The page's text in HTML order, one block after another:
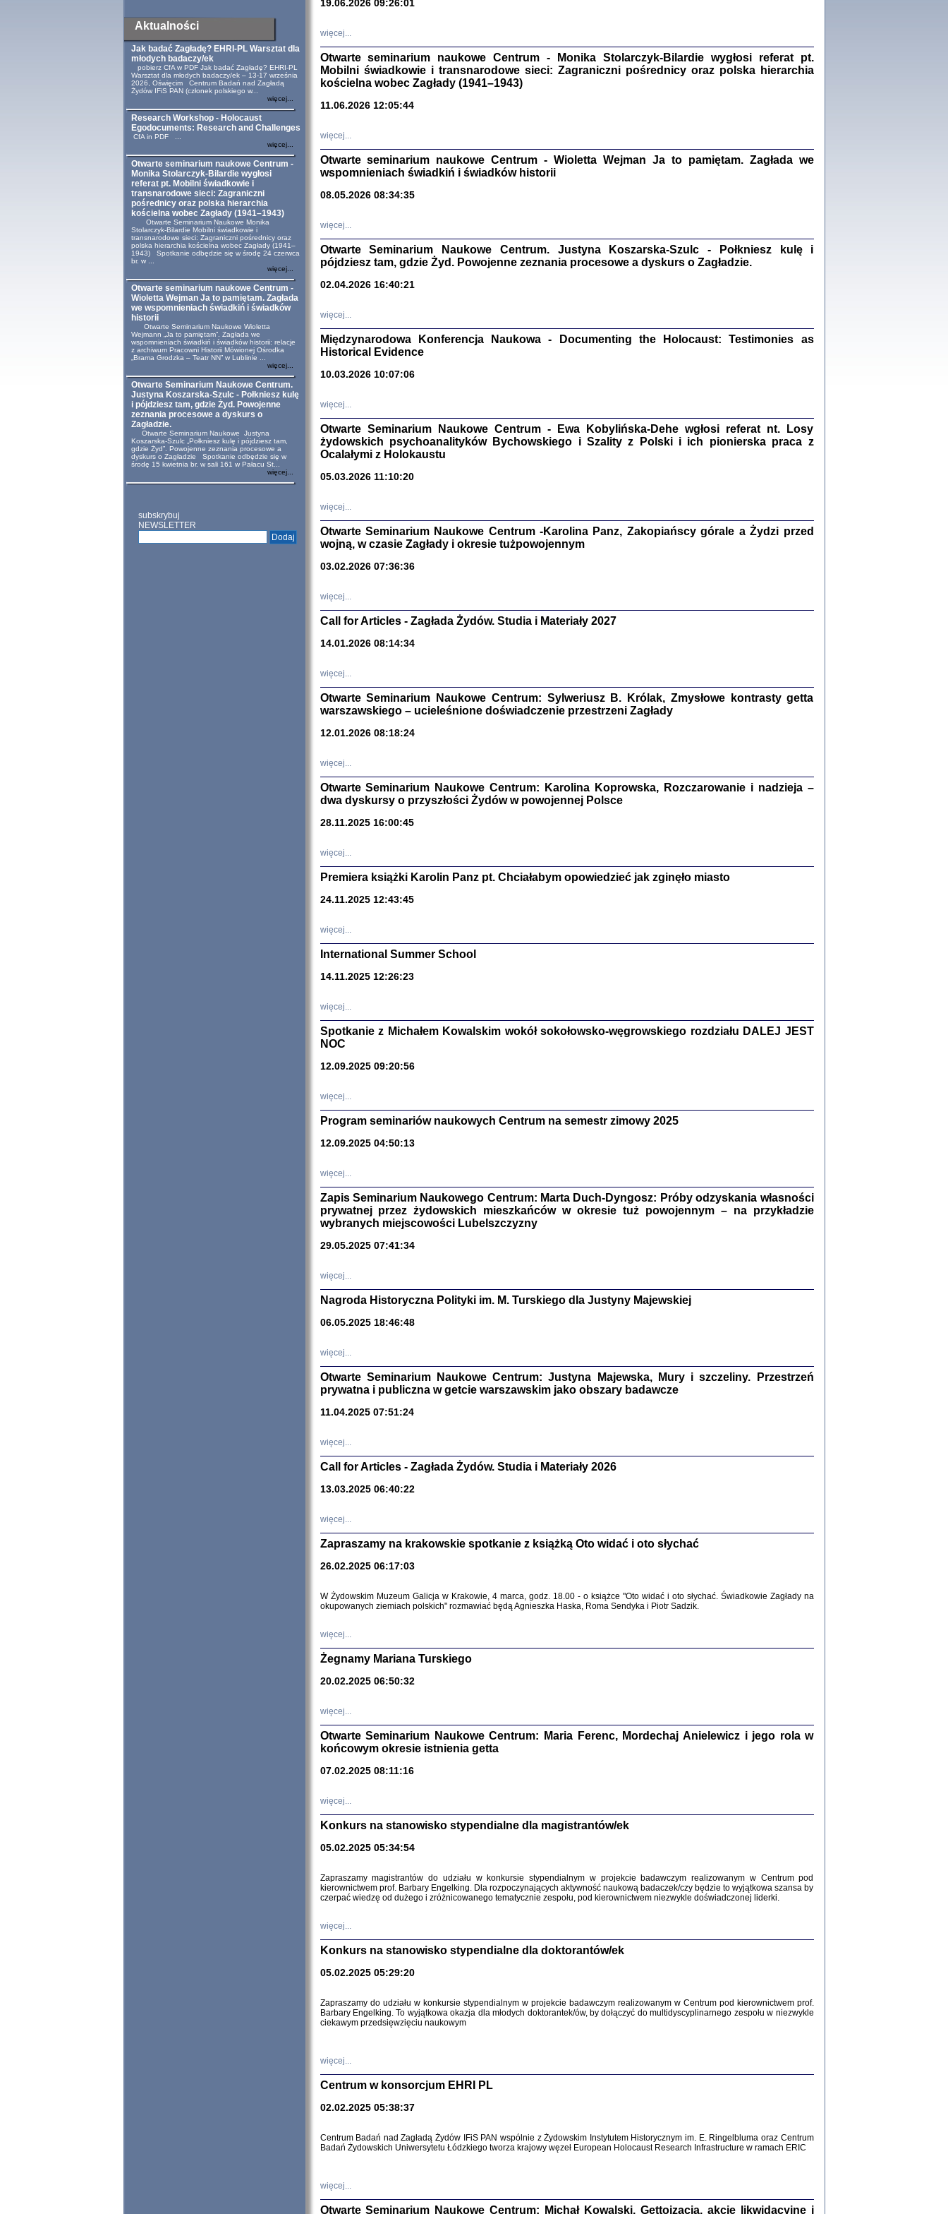
Aktualności
Jak badać Zagładę? EHRI-PL Warsztat dla
młodych badaczy/ek
pobierz CfA w PDF Jak badać Zagładę? EHRI-PL
Warsztat dla młodych badaczy/ek – 13-17 września
2026, Oświęcim Centrum Badań nad Zagładą
Żydów IFiS PAN (członek polskiego w...
więcej...
Research Workshop - Holocaust
Egodocuments: Research and Challenges
CfA in PDF ...
więcej...
Otwarte seminarium naukowe Centrum -
Monika Stolarczyk-Bilardie wygłosi
referat pt. Mobilni świadkowie i
transnarodowe sieci: Zagraniczni
pośrednicy oraz polska hierarchia
kościelna wobec Zagłady (1941–1943)
Otwarte Seminarium Naukowe Monika
Stolarczyk-Bilardie Mobilni świadkowie i
transnarodowe sieci: Zagraniczni pośrednicy oraz
polska hierarchia kościelna wobec Zagłady (1941–
1943) Spotkanie odbędzie się w środę 24 czerwca
br. w ...
więcej...
Otwarte seminarium naukowe Centrum -
Wioletta Wejman Ja to pamiętam. Zagłada
we wspomnieniach świadkiń i świadków
historii
Otwarte Seminarium Naukowe Wioletta
Wejmann „Ja to pamiętam”. Zagłada we
wspomnieniach świadkiń i świadków historii: relacje
z archiwum Pracowni Historii Mówionej Ośrodka
„Brama Grodzka – Teatr NN” w Lublinie ...
więcej...
Otwarte Seminarium Naukowe Centrum.
Justyna Koszarska-Szulc - Połkniesz kulę
i pójdziesz tam, gdzie Żyd. Powojenne
zeznania procesowe a dyskurs o
Zagładzie.
Otwarte Seminarium Naukowe Justyna
Koszarska-Szulc „Połkniesz kulę i pójdziesz tam,
gdzie Żyd”. Powojenne zeznania procesowe a
dyskurs o Zagładzie Spotkanie odbędzie się w
środę 15 kwietnia br. w sali 161 w Pałacu St...
więcej...
subskrybuj
NEWSLETTER
oprac. Aleksandra Bańkowska
Warszawa 2022
oprac. Aleksandra Bańkowska, wstęp Jacek Leociak
Warszawa 2021
Studia i Materiały
nr 17, R. 2021
NIE WIEMY CO PRZYNIESIE NAM KOLEJNA GODZINA ...
Dziennik pisany w ukryciu w latach 1943-1944
Zagłada Żydów.
Sewek Okonowski, oprac. Marta Janczewska
PISZĄCY TE SŁOWA JEST PRACOWNIKIEM
GETTOWEJ INSTYTUCJI ...
'z Dziennika' i inne pisma z łódzkiego getta
Józef Zelkowicz, tłum. z jidysz, oprac. i wstęp. Monika Polit
CZYTAJĄC GAZETĘ NIEMIECKĄ ...
Warszawa 2019
red. i wstęp Barbara Engelking, Jan Grabowski
Stanisław Adler, oprac. i wstępem opatrzyłaMarta Janczewska
Warszawa 2018
Warszawa 2017
Pisma Kopla i Mirki Piżyców o życiu w getcie i okupowanej
Warszawie
Warszawa 2016
SZCZĘŚCIE JEST POSIADAĆ DOM POD ZIEMIĄ ...
19.06.2026 09:26:01
więcej...
Otwarte seminarium naukowe Centrum - Monika Stolarczyk-Bilardie wygłosi referat pt.
Mobilni świadkowie i transnarodowe sieci: Zagraniczni pośrednicy oraz polska hierarchia
kościelna wobec Zagłady (1941–1943)
11.06.2026 12:05:44
więcej...
Otwarte seminarium naukowe Centrum - Wioletta Wejman Ja to pamiętam. Zagłada we
wspomnieniach świadkiń i świadków historii
08.05.2026 08:34:35
więcej...
Otwarte Seminarium Naukowe Centrum. Justyna Koszarska-Szulc - Połkniesz kulę i
pójdziesz tam, gdzie Żyd. Powojenne zeznania procesowe a dyskurs o Zagładzie.
02.04.2026 16:40:21
więcej...
Międzynarodowa Konferencja Naukowa - Documenting the Holocaust: Testimonies as
Historical Evidence
10.03.2026 10:07:06
więcej...
Otwarte Seminarium Naukowe Centrum - Ewa Kobylińska-Dehe wgłosi referat nt. Losy
żydowskich psychoanalityków Bychowskiego i Szality z Polski i ich pionierska praca z
Ocalałymi z Holokaustu
05.03.2026 11:10:20
więcej...
Otwarte Seminarium Naukowe Centrum -Karolina Panz, Zakopiańscy górale a Żydzi przed
wojną, w czasie Zagłady i okresie tużpowojennym
03.02.2026 07:36:36
więcej...
Call for Articles - Zagłada Żydów. Studia i Materiały 2027
14.01.2026 08:14:34
więcej...
Otwarte Seminarium Naukowe Centrum: Sylweriusz B. Królak, Zmysłowe kontrasty getta
warszawskiego – ucieleśnione doświadczenie przestrzeni Zagłady
12.01.2026 08:18:24
więcej...
Otwarte Seminarium Naukowe Centrum: Karolina Koprowska, Rozczarowanie i nadzieja –
dwa dyskursy o przyszłości Żydów w powojennej Polsce
28.11.2025 16:00:45
więcej...
Premiera książki Karolin Panz pt. Chciałabym opowiedzieć jak zginęło miasto
24.11.2025 12:43:45
więcej...
International Summer School
14.11.2025 12:26:23
więcej...
Spotkanie z Michałem Kowalskim wokół sokołowsko-węgrowskiego rozdziału DALEJ JEST
NOC
12.09.2025 09:20:56
więcej...
Program seminariów naukowych Centrum na semestr zimowy 2025
12.09.2025 04:50:13
więcej...
Zapis Seminarium Naukowego Centrum: Marta Duch-Dyngosz: Próby odzyskania własności
prywatnej przez żydowskich mieszkańców w okresie tuż powojennym – na przykładzie
wybranych miejscowości Lubelszczyzny
29.05.2025 07:41:34
więcej...
Nagroda Historyczna Polityki im. M. Turskiego dla Justyny Majewskiej
06.05.2025 18:46:48
więcej...
Otwarte Seminarium Naukowe Centrum: Justyna Majewska, Mury i szczeliny. Przestrzeń
prywatna i publiczna w getcie warszawskim jako obszary badawcze
11.04.2025 07:51:24
więcej...
Call for Articles - Zagłada Żydów. Studia i Materiały 2026
13.03.2025 06:40:22
więcej...
Zapraszamy na krakowskie spotkanie z książką Oto widać i oto słychać
26.02.2025 06:17:03
W Żydowskim Muzeum Galicja w Krakowie, 4 marca, godz. 18.00 - o książce "Oto widać i oto słychać. Świadkowie Zagłady na
okupowanych ziemiach polskich" rozmawiać będą Agnieszka Haska, Roma Sendyka i Piotr Sadzik.
więcej...
Żegnamy Mariana Turskiego
20.02.2025 06:50:32
więcej...
Otwarte Seminarium Naukowe Centrum: Maria Ferenc, Mordechaj Anielewicz i jego rola w
końcowym okresie istnienia getta
07.02.2025 08:11:16
więcej...
Konkurs na stanowisko stypendialne dla magistrantów/ek
05.02.2025 05:34:54
Zapraszamy magistrantów do udziału w konkursie stypendialnym w projekcie badawczym realizowanym w Centrum pod
kierownictwem prof. Barbary Engelking. Dla rozpoczynających aktywność naukową badaczek/czy będzie to wyjątkowa szansa by
czerpać wiedzę od dużego i zróżnicowanego tematycznie zespołu, pod kierownictwem niezwykle doświadczonej liderki.
więcej...
Konkurs na stanowisko stypendialne dla doktorantów/ek
05.02.2025 05:29:20
Zapraszamy do udziału w konkursie stypendialnym w projekcie badawczym realizowanym w Centrum pod kierownictwem prof.
Barbary Engelking. To wyjątkowa okazja dla młodych doktorantek/ów, by dołączyć do multidyscyplinarnego zespołu w niezwykle
ciekawym przedsięwzięciu naukowym
więcej...
Centrum w konsorcjum EHRI PL
02.02.2025 05:38:37
Centrum Badań nad Zagładą Żydów IFiS PAN wspólnie z Żydowskim Instytutem Historycznym im. E. Ringelbluma oraz Centrum
Badań Żydowskich Uniwersytetu Łódzkiego tworza krajowy węzeł European Holocaust Research Infrastructure w ramach ERIC
więcej...
Otwarte Seminarium Naukowe Centrum: Michał Kowalski, Gettoizacja, akcje likwidacyjne i